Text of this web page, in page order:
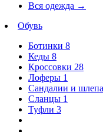
Вся одежда →
Обувь
Ботинки 8
Кеды 8
Кроссовки 28
Лоферы 1
Сандалии и
Сланцы 1
Туфли 3